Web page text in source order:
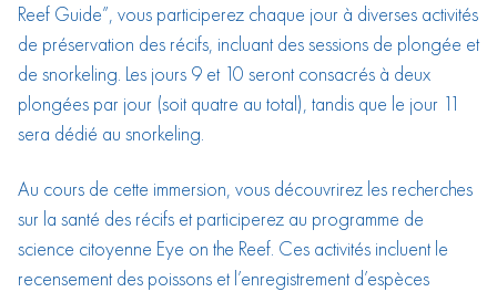
Reef Guide”, vous participerez chaque jour à diverses activités
de préservation des récifs, incluant des sessions de plongée et
de snorkeling. Les jours 9 et 10 seront consacrés à deux
plongées par jour (soit quatre au total), tandis que le jour 11
sera dédié au snorkeling.
Au cours de cette immersion, vous découvrirez les recherches
sur la santé des récifs et participerez au programme de
science citoyenne Eye on the Reef. Ces activités incluent le
recensement des poissons et l’enregistrement d’espèces